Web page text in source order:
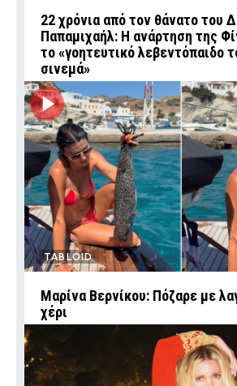
22 χρόνια από τον θάνατο του
Παπαμιχαήλ: Η ανάρτηση της
το «γοητευτικό λεβεντόπαιδο
σινεμά»
TABLOID
Μαρίνα Βερνίκου: Πόζαρε με
χέρι